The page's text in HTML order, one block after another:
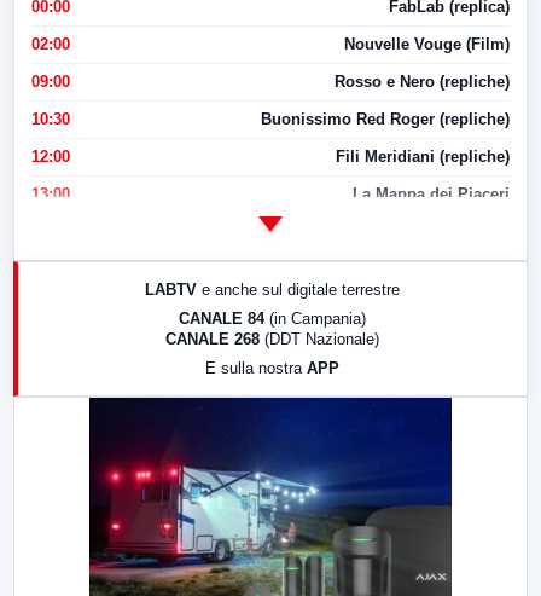
00:00 FabLab (replica)
02:00 Nouvelle Vouge (Film)
09:00 Rosso e Nero (repliche)
10:30 Buonissimo Red Roger (repliche)
12:00 Fili Meridiani (repliche)
13:00 La Mappa dei Piaceri
17:00 LabNews (replica)
LABTV e anche sul digitale terrestre
CANALE 84 (in Campania)
CANALE 268 (DDT Nazionale)
E sulla nostra APP